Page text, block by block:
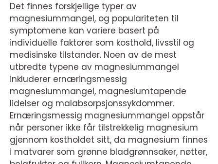
Det finnes forskjellige typer av
magnesiummangel, og populariteten til
symptomene kan variere basert på
individuelle faktorer som kosthold, livsstil og
medisinske tilstander. Noen av de mest
utbredte typene av magnesiummangel
inkluderer ernæringsmessig
magnesiummangel, magnesiumtapende
lidelser og malabsorpsjonssykdommer.
Ernæringsmessig magnesiummangel oppstår
når personer ikke får tilstrekkelig magnesium
gjennom kostholdet sitt, da magnesium finnes
i matvarer som grønne bladgrønnsaker, nøtter,